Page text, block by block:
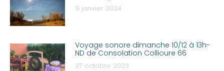
9 janvier 2024
Voyage sonore dimanche 10/12 à 13h-
ND de Consolation Collioure 66
27 octobre 2023